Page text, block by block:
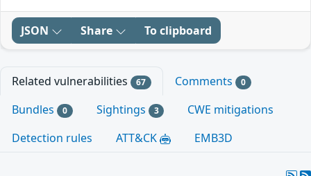
JSON Share To clipboard
Related vulnerabilities 67 Comments 0
Bundles 0 Sightings 3
CWE mitigations
Detection rules
ATT&CK EMB3D